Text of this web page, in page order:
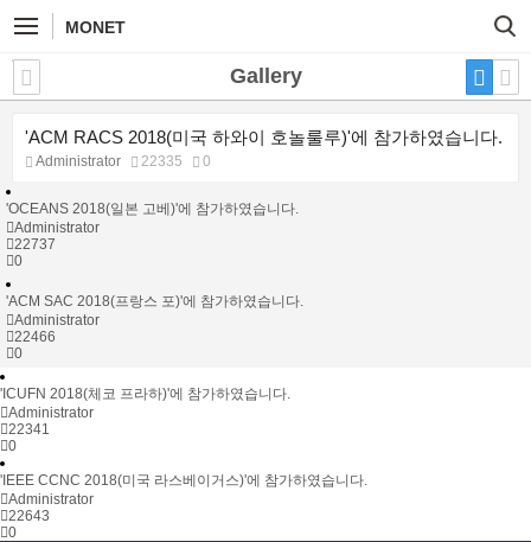
MONET
Gallery
'ACM RACS 2018(미국 하와이 호놀룰루)'에 참가하였습니다.
Administrator 22335 0
'OCEANS 2018(일본 고베)'에 참가하였습니다.
Administrator
22737
0
'ACM SAC 2018(프랑스 포)'에 참가하였습니다.
Administrator
22466
0
'ICUFN 2018(체코 프라하)'에 참가하였습니다.
Administrator
22341
0
'IEEE CCNC 2018(미국 라스베이거스)'에 참가하였습니다.
Administrator
22643
0